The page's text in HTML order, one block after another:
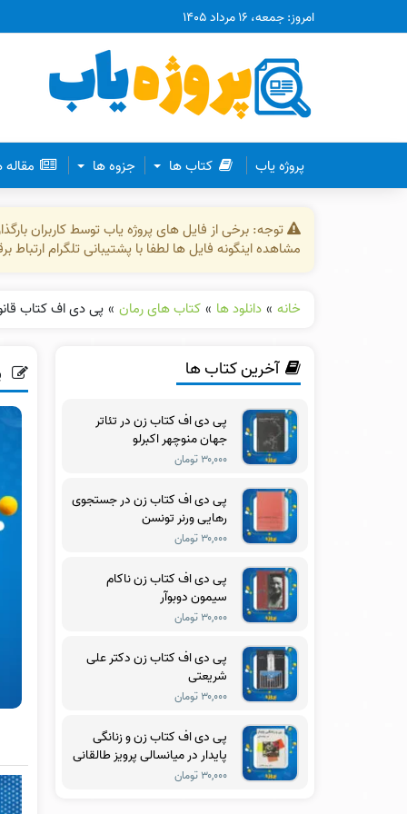
امروز: جمعه، ۱۶ مرداد ۱۴۰۵
پروژه یاب کتاب ها جزوه ها
توجه: برخی از فایل های پروژه یاب توسط کاربران
مشاهده اینگونه فایل ها لطفا با پشتیبانی تلگرام
خانه » دانلود ها » کتاب های رمان » پی دی اف کتاب
آخرین کتاب ها
پی دی اف کتاب زن در تئاتر
جهان منوچهر اکبرلو
۳۰,۰۰۰ تومان
پی دی اف کتاب زن در جستجوی
رهایی ورنر تونسن
۳۰,۰۰۰ تومان
پی دی اف کتاب زن ناکام
سیمون دوبوآر
۳۰,۰۰۰ تومان
پی دی اف کتاب زن دکتر علی
شریعتی
۳۰,۰۰۰ تومان
پی دی اف کتاب زن و زنانگی
پایدار در میانسالی پرویز طالقانی
۳۰,۰۰۰ تومان